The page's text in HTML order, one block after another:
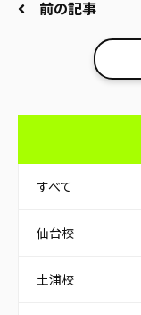
前の記事
すべて
仙台校
土浦校